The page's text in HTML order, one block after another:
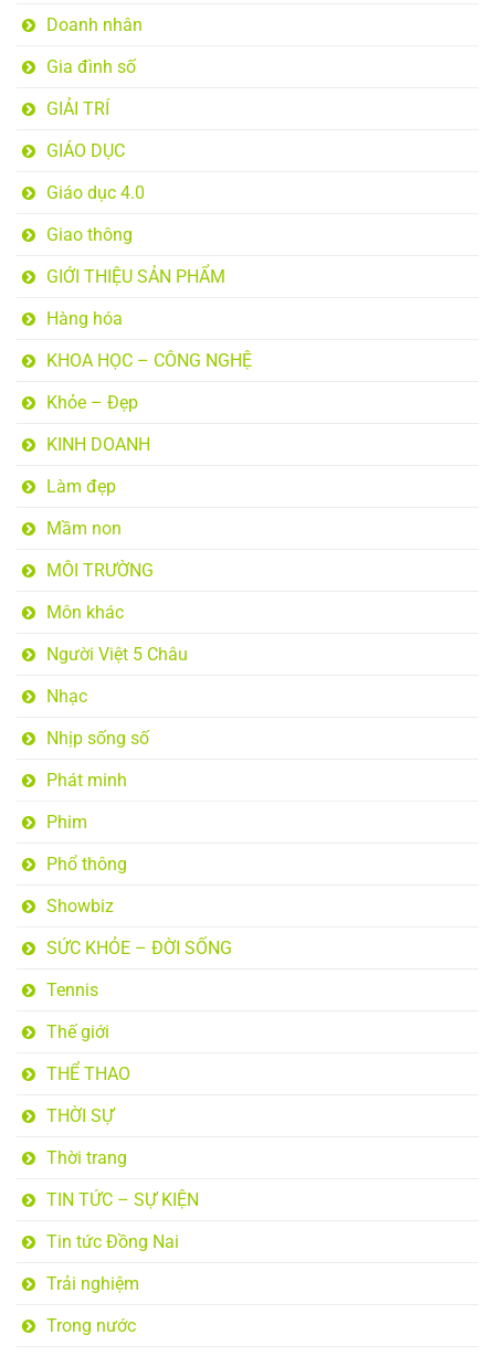
Doanh nhân
Gia đình số
GIẢI TRÍ
GIÁO DỤC
Giáo dục 4.0
Giao thông
GIỚI THIỆU SẢN PHẨM
Hàng hóa
KHOA HỌC – CÔNG NGHỆ
Khỏe – Đẹp
KINH DOANH
Làm đẹp
Mầm non
MÔI TRƯỜNG
Môn khác
Người Việt 5 Châu
Nhạc
Nhịp sống số
Phát minh
Phim
Phổ thông
Showbiz
SỨC KHỎE – ĐỜI SỐNG
Tennis
Thế giới
THỂ THAO
THỜI SỰ
Thời trang
TIN TỨC – SỰ KIỆN
Tin tức Đồng Nai
Trải nghiệm
Trong nước